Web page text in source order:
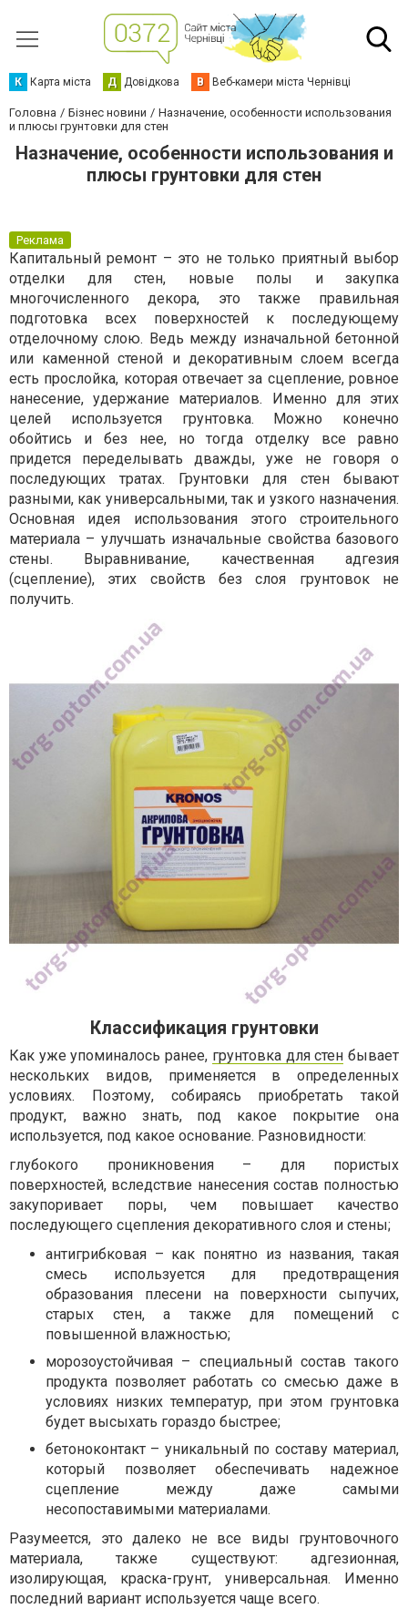
К Карта міста Д Довідкова В Веб-камери міста Чернівці
Головна Бізнес новини
Назначение, особенности использования
и плюсы грунтовки для стен
Назначение, особенности использования и
плюсы грунтовки для стен
Реклама
Капитальный ремонт – это не только приятный выбор
отделки для стен, новые полы и закупка
многочисленного декора, это также правильная
подготовка всех поверхностей к последующему
отделочному слою. Ведь между изначальной бетонной
или каменной стеной и декоративным слоем всегда
есть прослойка, которая отвечает за сцепление, ровное
нанесение, удержание материалов. Именно для этих
целей используется грунтовка. Можно конечно
обойтись и без нее, но тогда отделку все равно
придется переделывать дважды, уже не говоря о
последующих тратах. Грунтовки для стен бывают
разными, как универсальными, так и узкого назначения.
Основная идея использования этого строительного
материала – улучшать изначальные свойства базового
стены. Выравнивание, качественная адгезия
(сцепление), этих свойств без слоя грунтовок не
получить.
Классификация грунтовки
Как уже упоминалось ранее, грунтовка для стен бывает
нескольких видов, применяется в определенных
условиях. Поэтому, собираясь приобретать такой
продукт, важно знать, под какое покрытие она
используется, под какое основание. Разновидности:
глубокого проникновения – для пористых
поверхностей, вследствие нанесения состав полностью
закупоривает поры, чем повышает качество
последующего сцепления декоративного слоя и стены;
антигрибковая – как понятно из названия, такая
смесь используется для предотвращения
образования плесени на поверхности сыпучих,
старых стен, а также для помещений с
повышенной влажностью;
морозоустойчивая – специальный состав такого
продукта позволяет работать со смесью даже в
условиях низких температур, при этом грунтовка
будет высыхать гораздо быстрее;
бетоноконтакт – уникальный по составу материал,
который позволяет обеспечивать надежное
сцепление между даже самыми
несопоставимыми материалами.
Разумеется, это далеко не все виды грунтовочного
материала, также существуют: адгезионная,
изолирующая, краска-грунт, универсальная. Именно
последний вариант используется чаще всего.